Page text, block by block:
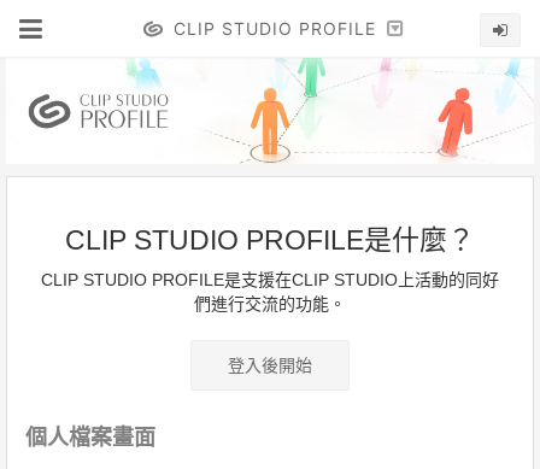
CLIP STUDIO PROFILE
CLIP STUDIO PROFILE是什麼？
CLIP STUDIO PROFILE是支援在CLIP STUDIO上活動的同好
們進行交流的功能。
登入後開始
個人檔案畫面